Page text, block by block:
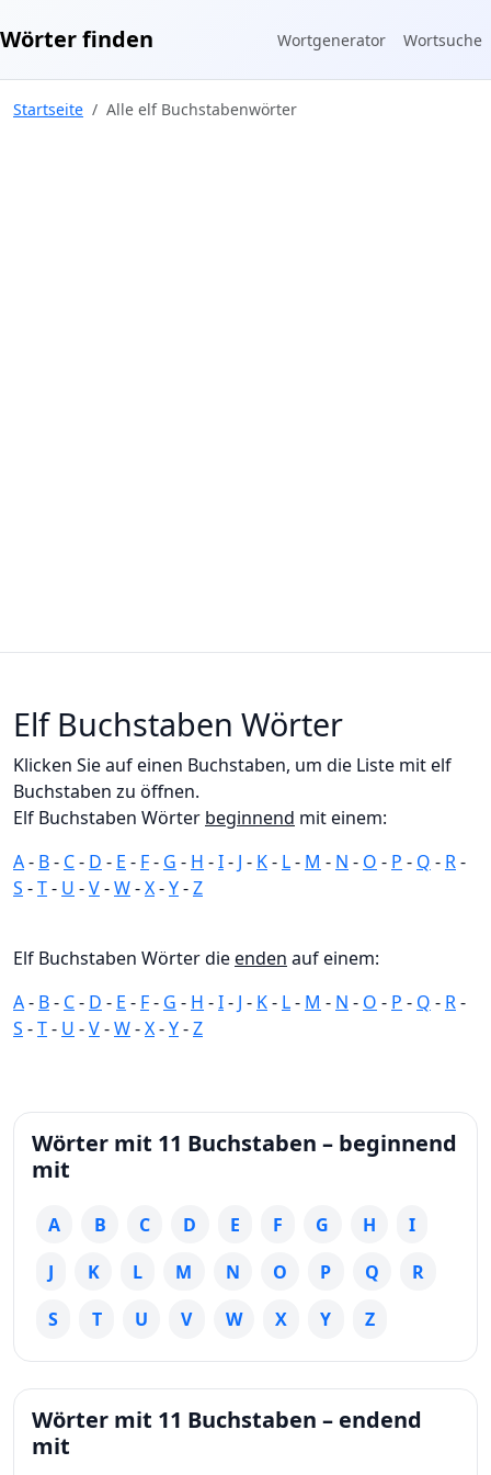
Wörter finden Wortgenerator Wortsuche
Startseite Alle elf Buchstabenwörter
Elf Buchstaben Wörter
Klicken Sie auf einen Buchstaben, um die Liste mit elf
Buchstaben zu öffnen.
Elf Buchstaben Wörter beginnend mit einem:
A- B- C- D - E - F- G - H -I- J - K- L- M - N - O - P - Q - R-
S -T- U -V-W-X-Y-Z
Elf Buchstaben Wörter dieenden auf einem:
A- B- C- D - E - F- G - H -I- J - K- L- M - N - O - P - Q - R-
S -T- U -V-W-X-Y-Z
Wörter mit 11 Buchstaben – beginnend
mit
A B C D E F G H
I
J
K L M N O P Q
R
S
T U V W X Y Z
Wörter mit 11 Buchstaben – endend
mit